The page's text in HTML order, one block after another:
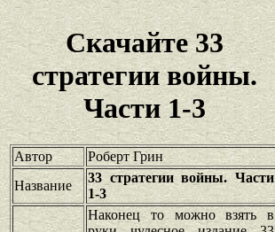
Скачайте 33
стратегии войны.
Части 1-3
Автор
Роберт Грин
Название
33 стратегии войны. Части
1-3
Наконец то можно взять в